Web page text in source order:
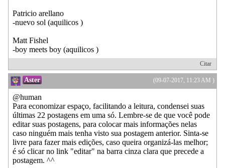
Patricio arellano
-nuevo sol (aquilicos )
Matt Fishel
-boy meets boy (aquilicos )
Citar
(09-07-2017, 11:23 AM )
Aster
@human
Para economizar espaço, facilitando a leitura, condensei suas
últimas 22 postagens em uma só. Lembre-se de que você pode
editar suas postagens, para colocar mais informações nelas
caso ninguém mais tenha visto sua postagem anterior. Sinta-se
livre para fazer mais edições, caso queira organizá-las melhor;
é só clicar no link "editar" na barra cinza clara que precede a
postagem. ^^